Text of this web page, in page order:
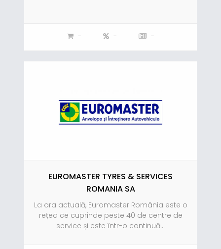
- - -
EUROMASTER TYRES & SERVICES
ROMANIA SA
La ora actuală, Euromaster România este o
rețea ce cuprinde peste 40 de centre de
service și este într-o continuă...